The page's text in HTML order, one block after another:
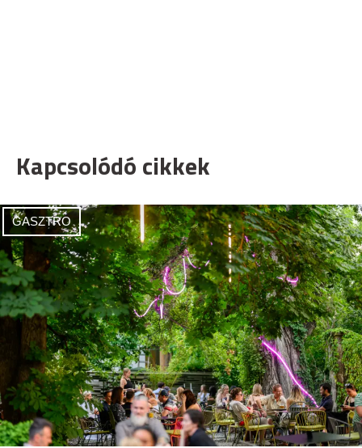
Kapcsolódó cikkek
GASZTRO